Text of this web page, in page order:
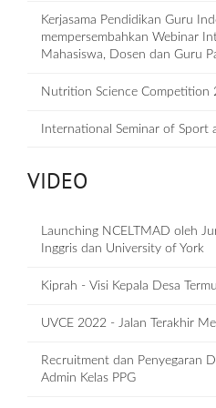
Kerjasama Pendidikan Guru
mempersembahkan Webinar
Mahasiswa, Dosen dan Guru
Nutrition Science Competition
International Seminar of Sport
VIDEO
Launching NCELTMAD oleh
Inggris dan University of York
Kiprah - Visi Kepala Desa
UVCE 2022 - Jalan Terakhir
Recruitment dan Penyegaran
Admin Kelas PPG